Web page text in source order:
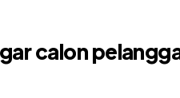
calon